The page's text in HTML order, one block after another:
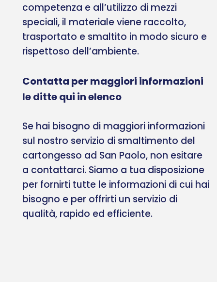
competenza e all’utilizzo di mezzi
speciali, il materiale viene raccolto,
trasportato e smaltito in modo sicuro e
rispettoso dell’ambiente.
Contatta per maggiori informazioni
le ditte qui in elenco
Se hai bisogno di maggiori informazioni
sul nostro servizio di smaltimento del
cartongesso ad San Paolo, non esitare
a contattarci. Siamo a tua disposizione
per fornirti tutte le informazioni di cui hai
bisogno e per offrirti un servizio di
qualità, rapido ed efficiente.